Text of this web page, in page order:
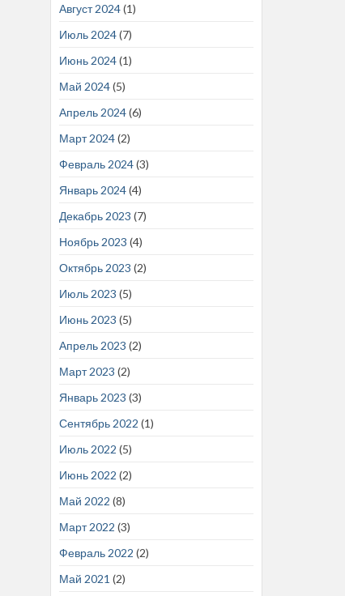
Август 2024(1)
Июль 2024(7)
Июнь 2024(1)
Май 2024(5)
Апрель 2024(6)
Март 2024(2)
Февраль 2024(3)
Январь 2024(4)
Декабрь 2023 (7)
Ноябрь 2023 (4)
Октябрь 2023 (2)
Июль 2023 (5)
Июнь 2023 (5)
Апрель 2023 (2)
Март 2023 (2)
Январь 2023 (3)
Сентябрь 2022 (1)
Июль 2022 (5)
Июнь 2022 (2)
Май 2022 (8)
Март 2022 (3)
Февраль 2022 (2)
Май 2021 (2)